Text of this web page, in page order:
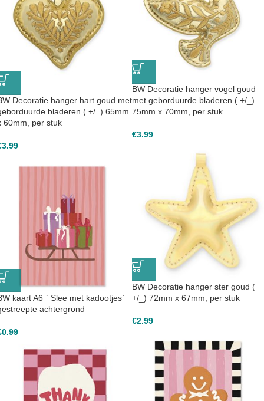
BW Decoratie hanger vogel goud
met geborduurde bladeren ( +/_)
75mm x 70mm, per stuk
€3.99
Decoratie hanger hart goud met
bladeren ( +/_) 65mm
60mm, per stuk
3.99
BW Decoratie hanger ster goud (
+/_) 72mm x 67mm, per stuk
€2.99
kaart A6 ` Slee met kadootjes`
achtergrond
0.99